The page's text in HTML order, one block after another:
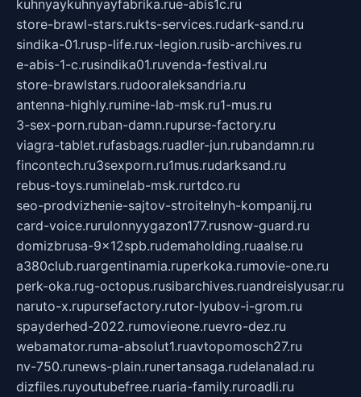
kuhnyaykuhnyayfabrika.rue-abis1c.ru
store-brawl-stars.rukts-services.rudark-sand.ru
sindika-01.rusp-life.rux-legion.rusib-archives.ru
e-abis-1-c.rusindika01.ruvenda-festival.ru
store-brawlstars.rudooraleksandria.ru
antenna-highly.rumine-lab-msk.ru1-mus.ru
3-sex-porn.ruban-damn.rupurse-factory.ru
viagra-tablet.rufasbags.ruadler-jun.rubandamn.ru
fincontech.ru3sexporn.ru1mus.rudarksand.ru
rebus-toys.ruminelab-msk.rurtdco.ru
seo-prodvizhenie-sajtov-stroitelnyh-kompanij.ru
card-voice.rurulonnyygazon177.rusnow-guard.ru
domizbrusa-9x12spb.rudemaholding.ruaalse.ru
a380club.ruargentinamia.ruperkoka.rumovie-one.ru
perk-oka.rug-octopus.rusibarchives.ruandreislyusar.ru
naruto-x.rupursefactory.rutor-lyubov-i-grom.ru
spayderhed-2022.rumovieone.ruevro-dez.ru
webamator.ruma-absolut1.ruavtopomosch27.ru
nv-750.runews-plain.runertansaga.rudelanalad.ru
dizfiles.ruyoutubefree.ruaria-family.ruroadli.ru